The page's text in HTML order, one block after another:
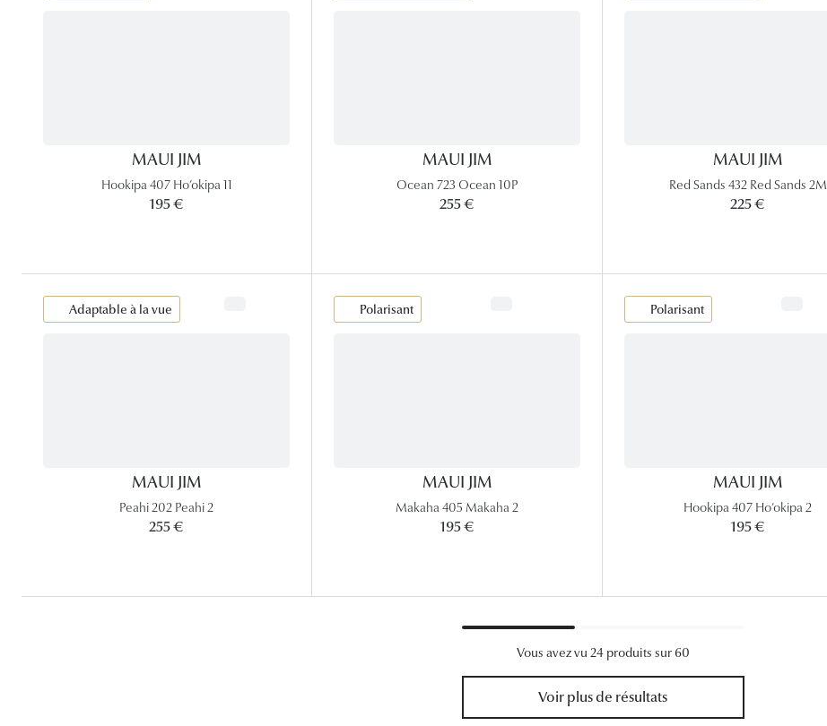
MAUI JIM
Hookipa 407 Ho’okipa 11
195 €
MAUI JIM
Ocean 723 Ocean 10P
255 €
MAUI JIM
Red Sands 432 Red Sands 2M
225 €
Adaptable à la vue
MAUI JIM
Peahi 202 Peahi 2
255 €
Polarisant
MAUI JIM
Makaha 405 Makaha 2
195 €
Polarisant
MAUI JIM
Hookipa 407 Ho’okipa 2
195 €
Vous avez vu 24 produits sur 60
Voir plus de résultats